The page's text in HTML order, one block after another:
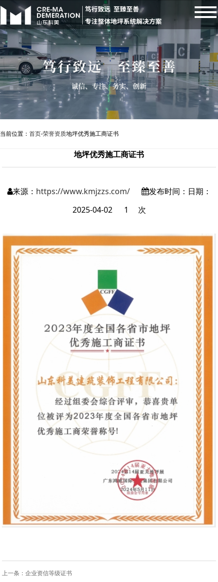
当前位置： 首页-荣誉资质地坪优秀施工商证书
地坪优秀施工商证书
来源： https://www.kmjzzs.com/
发布时间：日期：
2025-04-02
1 次
上一条：企业资信等级证书